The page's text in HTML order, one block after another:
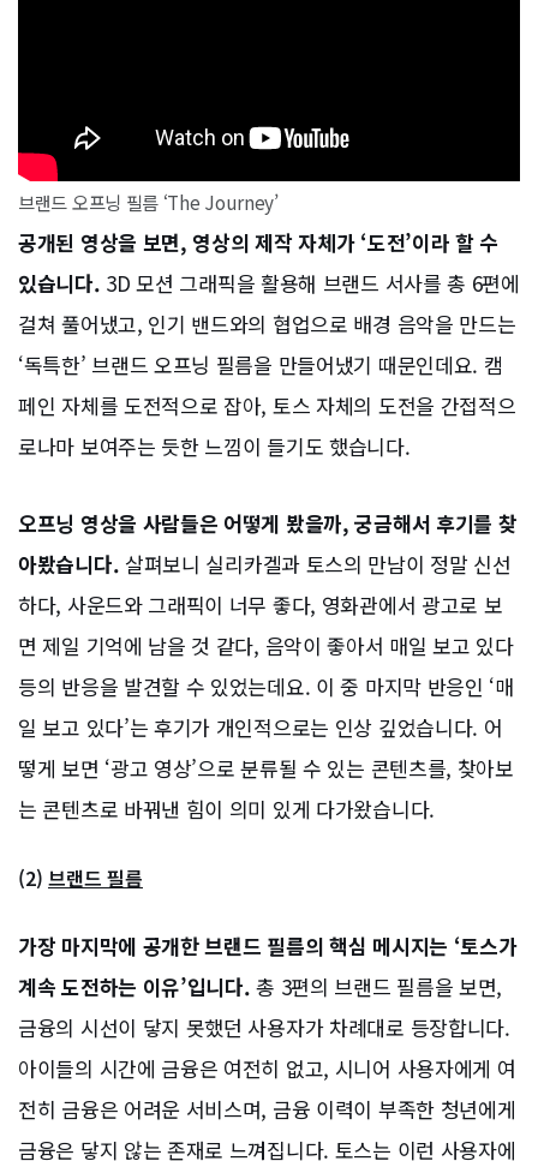
브랜드 오프닝 필름 ‘The Journey’
공개된 영상을 보면, 영상의 제작 자체가 ‘도전’이라 할 수
있습니다. 3D 모션 그래픽을 활용해 브랜드 서사를 총 6편에
걸쳐 풀어냈고, 인기 밴드와의 협업으로 배경 음악을 만드는
‘독특한’ 브랜드 오프닝 필름을 만들어냈기 때문인데요. 캠
페인 자체를 도전적으로 잡아, 토스 자체의 도전을 간접적으
로나마 보여주는 듯한 느낌이 들기도 했습니다.
오프닝 영상을 사람들은 어떻게 봤을까, 궁금해서 후기를 찾
아봤습니다. 살펴보니 실리카겔과 토스의 만남이 정말 신선
하다, 사운드와 그래픽이 너무 좋다, 영화관에서 광고로 보
면 제일 기억에 남을 것 같다, 음악이 좋아서 매일 보고 있다
등의 반응을 발견할 수 있었는데요. 이 중 마지막 반응인 ‘매
일 보고 있다’는 후기가 개인적으로는 인상 깊었습니다. 어
떻게 보면 ‘광고 영상’으로 분류될 수 있는 콘텐츠를, 찾아보
는 콘텐츠로 바꿔낸 힘이 의미 있게 다가왔습니다.
(2) 브랜드 필름
가장 마지막에 공개한 브랜드 필름의 핵심 메시지는 ‘토스가
계속 도전하는 이유’입니다. 총 3편의 브랜드 필름을 보면,
금융의 시선이 닿지 못했던 사용자가 차례대로 등장합니다.
아이들의 시간에 금융은 여전히 없고, 시니어 사용자에게 여
전히 금융은 어려운 서비스며, 금융 이력이 부족한 청년에게
금융은 닿지 않는 존재로 느껴집니다. 토스는 이런 사용자에